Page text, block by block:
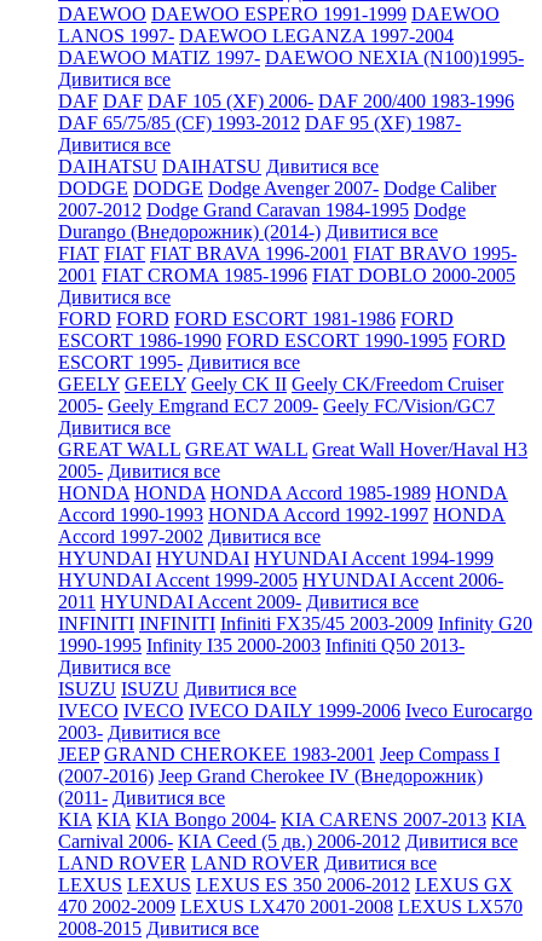
DAEWOO DAEWOO ESPERO 1991-1999 DAEWOO
LANOS 1997- DAEWOO LEGANZA 1997-2004
DAEWOO MATIZ 1997- DAEWOO NEXIA (N100)1995-
Дивитися все
DAF DAF DAF 105 (XF) 2006- DAF 200/400 1983-1996
DAF 65/75/85 (CF) 1993-2012 DAF 95 (XF) 1987-
Дивитися все
DAIHATSU DAIHATSU Дивитися все
DODGE DODGE Dodge Avenger 2007- Dodge Caliber
2007-2012 Dodge Grand Caravan 1984-1995 Dodge
Durango (Внедорожник) (2014-) Дивитися все
FIAT FIAT FIAT BRAVA 1996-2001 FIAT BRAVO 1995-
2001 FIAT CROMA 1985-1996 FIAT DOBLO 2000-2005
Дивитися все
FORD FORD FORD ESCORT 1981-1986 FORD
ESCORT 1986-1990 FORD ESCORT 1990-1995 FORD
ESCORT 1995- Дивитися все
GEELY GEELY Geely CK II Geely CK/Freedom Cruiser
2005- Geely Emgrand EC7 2009- Geely FC/Vision/GC7
Дивитися все
GREAT WALL GREAT WALL Great Wall Hover/Haval H3
2005- Дивитися все
HONDA HONDA HONDA Accord 1985-1989 HONDA
Accord 1990-1993 HONDA Accord 1992-1997 HONDA
Accord 1997-2002 Дивитися все
HYUNDAI HYUNDAI HYUNDAI Accent 1994-1999
HYUNDAI Accent 1999-2005 HYUNDAI Accent 2006-
2011 HYUNDAI Accent 2009- Дивитися все
INFINITI INFINITI Infiniti FX35/45 2003-2009 Infinity G20
1990-1995 Infinity I35 2000-2003 Infiniti Q50 2013-
Дивитися все
ISUZU ISUZU Дивитися все
IVECO IVECO IVECO DAILY 1999-2006 Iveco Eurocargo
2003- Дивитися все
JEEP GRAND CHEROKEE 1983-2001 Jeep Compass I
(2007-2016) Jeep Grand Cherokee IV (Внедорожник)
(2011- Дивитися все
KIA KIA KIA Bongo 2004- KIA CARENS 2007-2013 KIA
Carnival 2006- KIA Ceed (5 дв.) 2006-2012 Дивитися все
LAND ROVER LAND ROVER Дивитися все
LEXUS LEXUS LEXUS ES 350 2006-2012 LEXUS GX
470 2002-2009 LEXUS LX470 2001-2008 LEXUS LX570
2008-2015 Дивитися все